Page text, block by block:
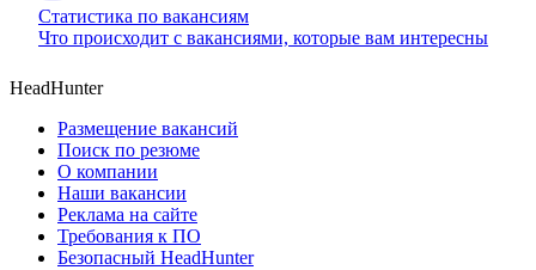
Статистика по вакансиям
Что происходит с вакансиями, которые вам интересны
HeadHunter
Размещение вакансий
Поиск по резюме
О компании
Наши вакансии
Реклама на сайте
Требования к ПО
Безопасный HeadHunter